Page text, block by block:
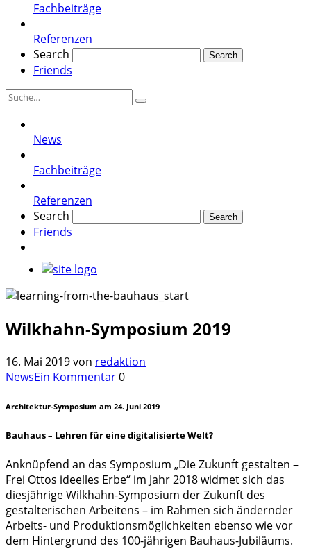
Fachbeiträge
Referenzen
Search
Friends
News
Fachbeiträge
Referenzen
Search
Friends
Wilkhahn-Symposium 2019
16. Mai 2019von redaktion
NewsEin Kommentar0
Architektur-Symposium am 24. Juni 2019
Bauhaus – Lehren für eine digitalisierte Welt?
Anknüpfend an das Symposium „Die Zukunft gestalten –
Frei Ottos ideelles Erbe“ im Jahr 2018 widmet sich das
diesjährige Wilkhahn-Symposium der Zukunft des
gestalterischen Arbeitens – im Rahmen sich ändernder
Arbeits- und Produktionsmöglichkeiten ebenso wie vor
dem Hintergrund des 100-jährigen Bauhaus-Jubiläums.